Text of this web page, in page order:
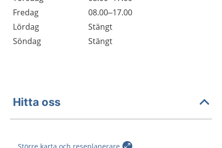
Fredag
08.00–17.00
Lördag
Stängt
Söndag
Stängt
Hitta oss